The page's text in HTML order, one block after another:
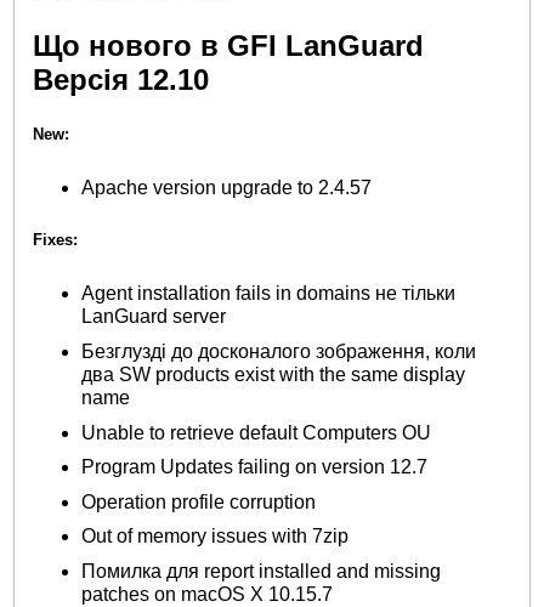
Що нового в GFI LanGuard
Версія 12.10
New:
Apache version upgrade to 2.4.57
Fixes:
Agent installation fails in domains не тільки
LanGuard server
Безглузді до досконалого зображення, коли
два SW products exist with the same display
name
Unable to retrieve default Computers OU
Program Updates failing on version 12.7
Operation profile corruption
Out of memory issues with 7zip
Помилка для report installed and missing
patches on macOS X 10.15.7